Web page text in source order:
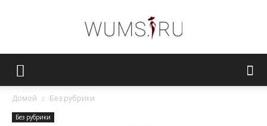
Домой Без рубрики
Без рубрики